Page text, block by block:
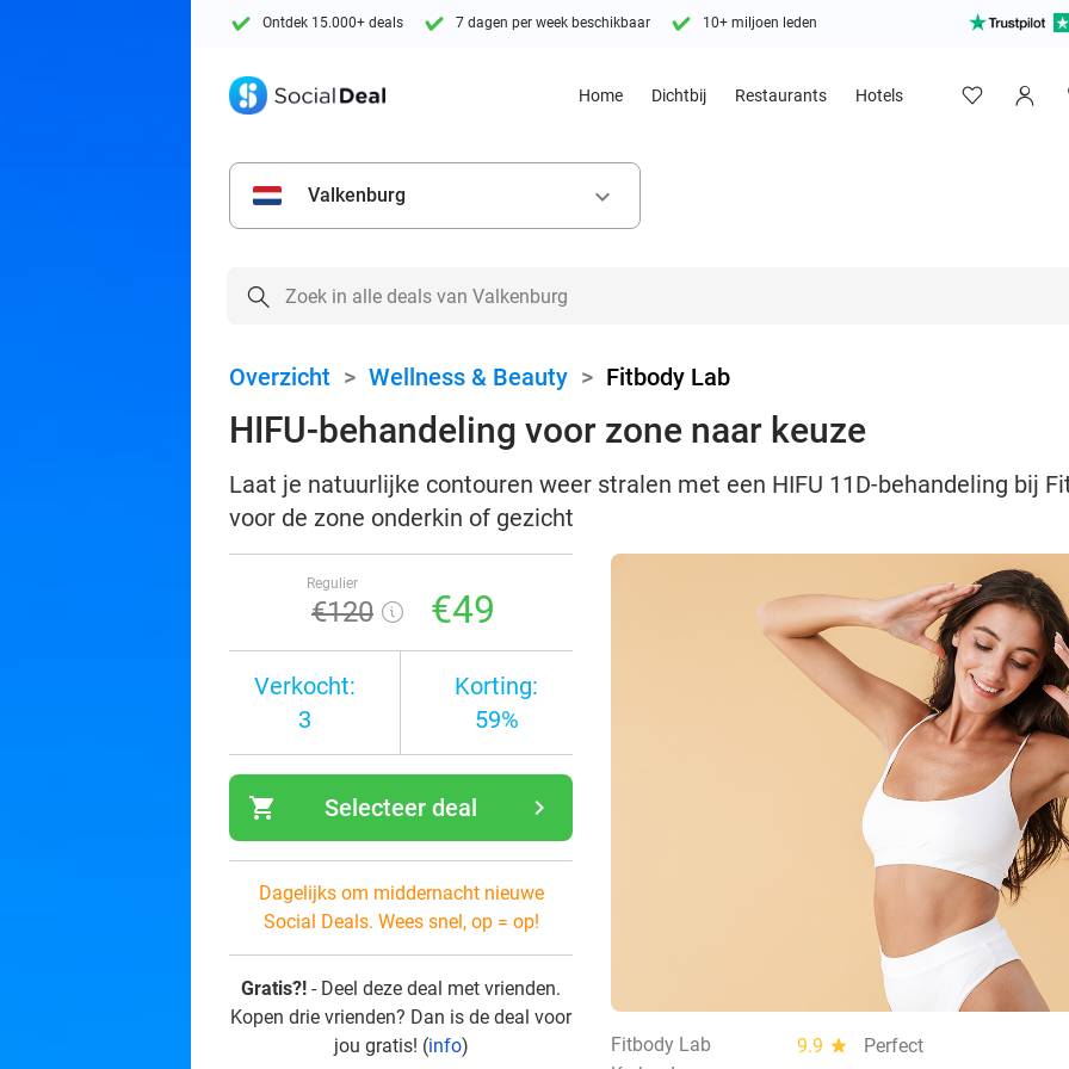
Ontdek 15.000+ deals 7 dagen per week beschikbaar 10+ miljoen leden
Home Dichtbij Restaurants Hotels
Valkenburg keyboard_arrow_down
Overzicht > Wellness & Beauty > Fitbody Lab
HIFU-behandeling voor zone naar keuze
Laat je natuurlijke contouren weer stralen met een HIFU 11D-behandeling bij
voor de zone onderkin of gezicht
Regulier
€120 €49
Verkocht:
3
Korting:
59%
shopping_cart navigate_next
Selecteer deal
Dagelijks om middernacht nieuwe
Social Deals. Wees snel, op = op!
Gratis?! - Deel deze deal met vrienden.
Kopen drie vrienden? Dan is de deal voor
jou gratis! (info) Fitbody Lab 9.9 star
Perfect